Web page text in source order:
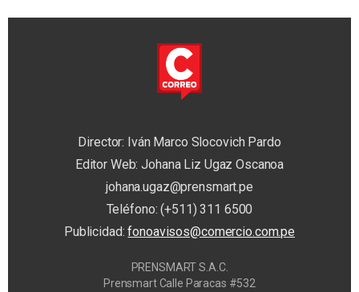
Director: Iván Marco Slocovich Pardo
Editor Web: Johana Liz Ugaz Oscanoa
johana.ugaz@prensmart.pe
Teléfono: (+511) 311 6500
Publicidad:fonoavisos@comercio.com.pe
PRENSMART S.A.C.
Prensmart Calle Paracas #532